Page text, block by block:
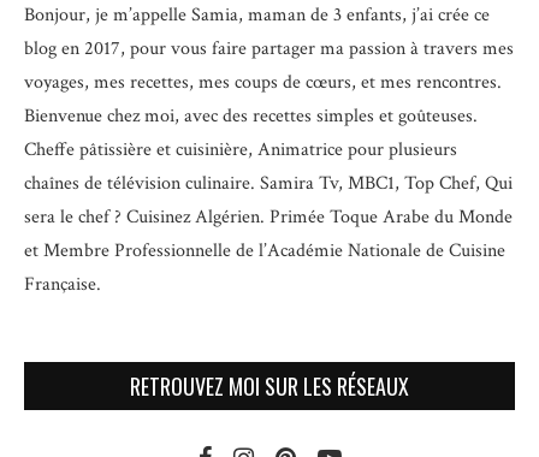
Bonjour, je m’appelle Samia, maman de 3 enfants, j’ai crée ce
blog en 2017, pour vous faire partager ma passion à travers mes
voyages, mes recettes, mes coups de cœurs, et mes rencontres.
Bienvenue chez moi, avec des recettes simples et goûteuses.
Cheffe pâtissière et cuisinière, Animatrice pour plusieurs
chaînes de télévision culinaire. Samira Tv, MBC1, Top Chef, Qui
sera le chef ? Cuisinez Algérien. Primée Toque Arabe du Monde
etMembre Professionnelle de l’Académie Nationale de Cuisine
Française.
RETROUVEZ MOI SUR LES RÉSEAUX